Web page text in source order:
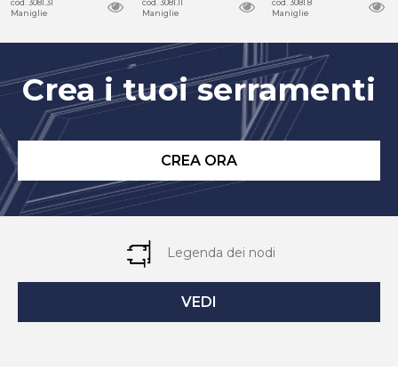
cod. 3081.31
Maniglie
cod. 3081.11
Maniglie
cod. 3081.8
Maniglie
Crea i tuoi serramenti
CREA ORA
Legenda dei nodi
VEDI